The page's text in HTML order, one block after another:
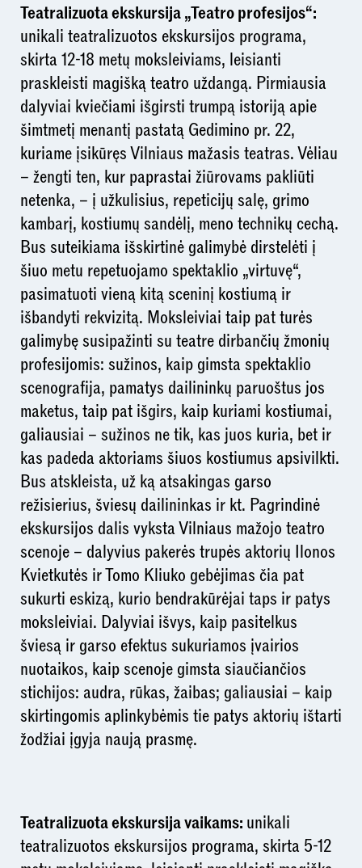
Teatralizuota ekskursija„Teatro profesijos“:
unikali teatralizuotos ekskursijos programa,
skirta 12-18 metų moksleiviams, leisianti
praskleisti magišką teatro uždangą. Pirmiausia
dalyviai kviečiami išgirsti trumpą istoriją apie
šimtmetį menantį pastatą Gedimino pr. 22,
kuriame įsikūręs Vilniaus mažasis teatras. Vėliau
– žengti ten, kur paprastai žiūrovams pakliūti
netenka, – į užkulisius, repeticijų salę, grimo
kambarį, kostiumų sandėlį, meno technikų cechą.
Bus suteikiama išskirtinė galimybė dirstelėti į
šiuo metu repetuojamo spektaklio „virtuvę“,
pasimatuoti vieną kitą sceninį kostiumą ir
išbandyti rekvizitą. Moksleiviai taip pat turės
galimybę susipažinti su teatre dirbančių žmonių
profesijomis: sužinos, kaip gimsta spektaklio
scenografija, pamatys dailininkų paruoštus jos
maketus, taip pat išgirs, kaip kuriami kostiumai,
galiausiai – sužinos ne tik, kas juos kuria, bet ir
kas padeda aktoriams šiuos kostiumus apsivilkti.
Bus atskleista, už ką atsakingas garso
režisierius, šviesų dailininkas ir kt. Pagrindinė
ekskursijos dalis vyksta Vilniaus mažojo teatro
scenoje – dalyvius pakerės trupės aktorių Ilonos
Kvietkutės ir Tomo Kliuko gebėjimas čia pat
sukurti eskizą, kurio bendrakūrėjai taps ir patys
moksleiviai. Dalyviai išvys, kaip pasitelkus
šviesą ir garso efektus sukuriamos įvairios
nuotaikos, kaip scenoje gimsta siaučiančios
stichijos: audra, rūkas, žaibas; galiausiai – kaip
skirtingomis aplinkybėmis tie patys aktorių ištarti
žodžiai įgyja naują prasmę.
Teatralizuota ekskursija vaikams: unikali
teatralizuotos ekskursijos programa, skirta 5-12